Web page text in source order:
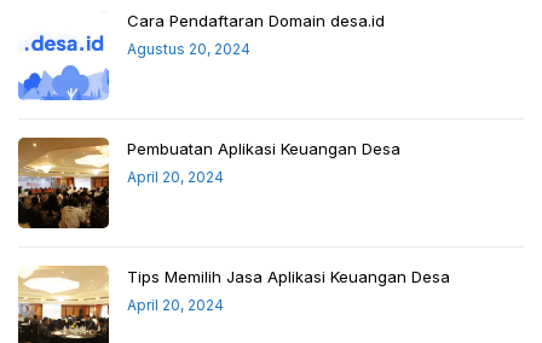
Cara Pendaftaran Domain desa.id
Agustus 20, 2024
Pembuatan Aplikasi Keuangan Desa
April 20, 2024
Tips Memilih Jasa Aplikasi Keuangan Desa
April 20, 2024